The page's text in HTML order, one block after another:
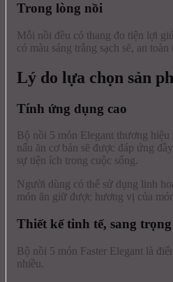
Trong lòng nồi
Mỗi nồi đều có thang đo tiện lợi
có màu sáng trắng sạch sẽ, an
Lý do lựa chọn sản
Tính ứng dụng cao
Bộ nồi 5 món Elegant thương
nấu ăn cơ bản sẽ được đáp ứng
sự tiện ích trong cuộc sống.
Người dùng có thể sử dụng linh
món ăn giữ được hương vị của
Thiết kế tinh tế, sang trọng
Bộ nồi 5 món Faster Elegant là
nhiều.